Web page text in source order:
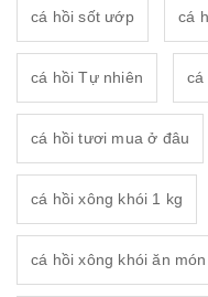
cá hồi sốt ướp cá
cá hồi Tự nhiên cá
cá hồi tươi mua ở đâu
cá hồi xông khói 1 kg
cá hồi xông khói ăn